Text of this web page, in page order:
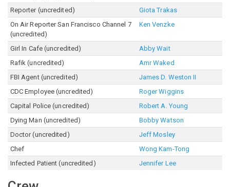
Reporter (uncredited)
Giota Trakas
On Air Reporter San Francisco Channel 7
(uncredited)
Ken Venzke
Girl In Cafe (uncredited)
Abby Wait
Rafik (uncredited)
Amr Waked
FBI Agent (uncredited)
James D. Weston II
CDC Employee (uncredited)
Roger Wiggins
Capital Police (uncredited)
Robert A. Young
Dying Man (uncredited)
Bobby Watson
Doctor (uncredited)
Jeff Mosley
Chef
Wong Kam-Tong
Infected Patient (uncredited)
Jennifer Lee